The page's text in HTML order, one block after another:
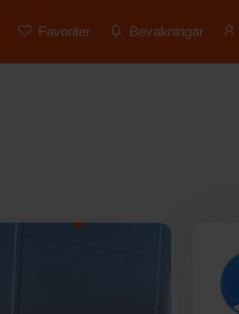
Favoriter Bevakningar